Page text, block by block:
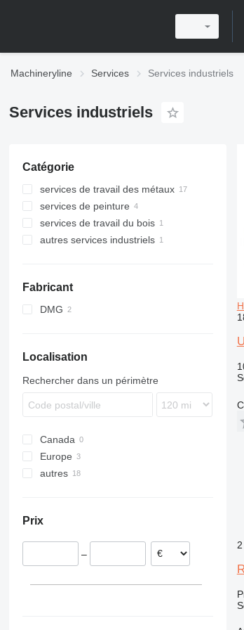
Machineryline Services Services industriels
Services industriels
Catégorie
services de travail des métaux
services de peinture
services de travail du bois
autres services industriels
Fabricant
DMG
Localisation
Rechercher dans un périmètre
Canada
Europe
Pologne
autres
Prix
–
2